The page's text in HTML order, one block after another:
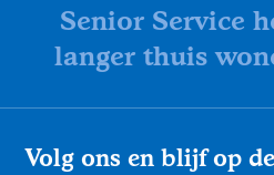
Senior Service
langer thuis
Volg ons en blijf op